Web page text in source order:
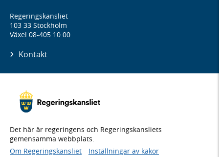
Regeringskansliet
103 33 Stockholm
Växel 08-405 10 00
Kontakt
Det här är regeringens och Regeringskansliets
gemensamma webbplats.
Om Regeringskansliet
Inställningar av kakor